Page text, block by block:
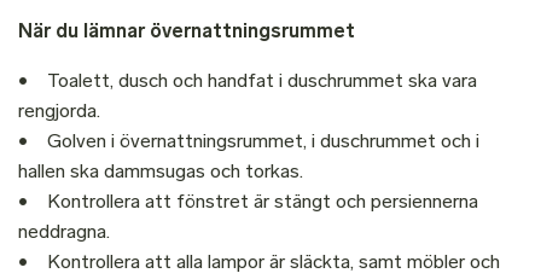
När du lämnar övernattningsrummet
• Toalett, dusch och handfat i duschrummet ska vara
rengjorda.
• Golven i övernattningsrummet, i duschrummet och i
hallen ska dammsugas och torkas.
• Kontrollera att fönstret är stängt och persiennerna
neddragna.
• Kontrollera att alla lampor är släckta, samt möbler och